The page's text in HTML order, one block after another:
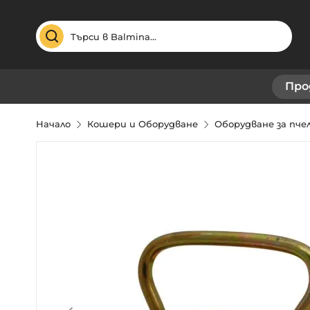
Търсене
Начало Кошери и Оборудване Оборудване за